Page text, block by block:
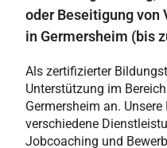
oder Beseitigung
in Germersheim (bis
Als zertifizierter
Unterstützung im
Germersheim an.
verschiedene
Jobcoaching und